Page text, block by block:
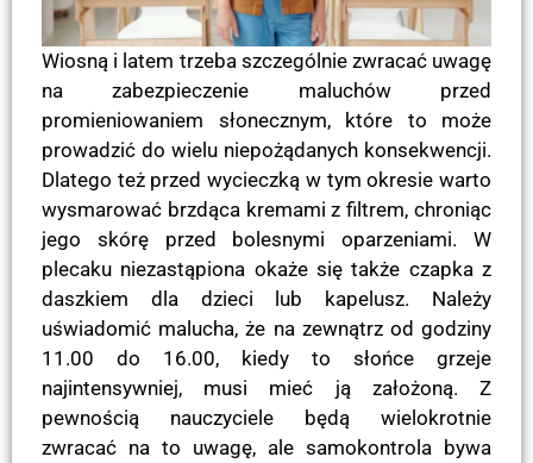
Wiosną i latem trzeba szczególnie zwracać uwagę
na zabezpieczenie maluchów przed
promieniowaniem słonecznym, które to może
prowadzić do wielu niepożądanych konsekwencji.
Dlatego też przed wycieczką w tym okresie warto
wysmarować brzdąca kremami z filtrem, chroniąc
jego skórę przed bolesnymi oparzeniami. W
plecaku niezastąpiona okaże się także czapka z
daszkiem dla dzieci lub kapelusz. Należy
uświadomić malucha, że na zewnątrz od godziny
11.00 do 16.00, kiedy to słońce grzeje
najintensywniej, musi mieć ją założoną. Z
pewnością nauczyciele będą wielokrotnie
zwracać na to uwagę, ale samokontrola bywa